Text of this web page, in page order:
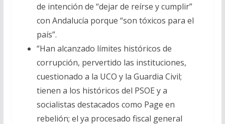
de intención de “dejar de reírse y cumplir”
con Andalucía porque “son tóxicos para el
país”.
“Han alcanzado límites históricos de
corrupción, pervertido las instituciones,
cuestionado a la UCO y la Guardia Civil;
tienen a los históricos del PSOE y a
socialistas destacados como Page en
rebelión; el ya procesado fiscal general